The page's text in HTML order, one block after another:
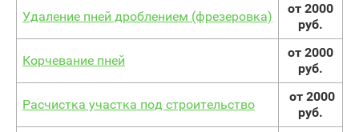
Удаление пней дроблением (фрезеровка)
от 2000
руб.
Корчевание пней
от 2000
руб.
Расчистка участка под строительство
от 2000
руб.